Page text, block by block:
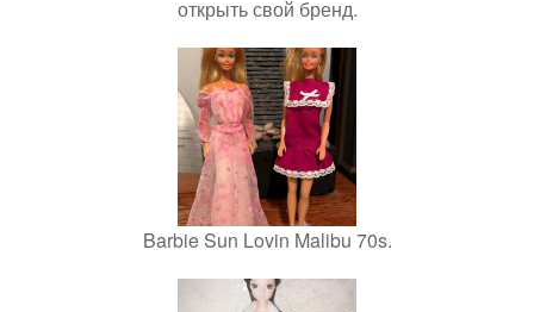
открыть свой бренд.
Barbie Sun Lovin Malibu 70s.